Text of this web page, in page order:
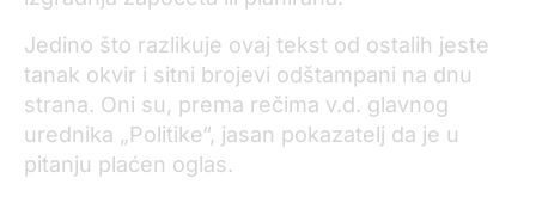
Jedino što razlikuje ovaj tekst od ostalih jeste
tanak okvir i sitni brojevi odštampani na dnu
strana. Oni su, prema rečima v.d. glavnog
urednika „Politike“, jasan pokazatelj da je u
pitanju plaćen oglas.